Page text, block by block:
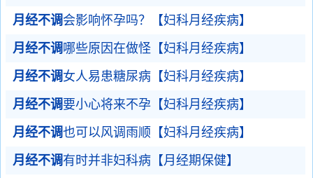
月经不调会影响怀孕吗？【妇科月经疾病】
月经不调哪些原因在做怪【妇科月经疾病】
月经不调女人易患糖尿病【妇科月经疾病】
月经不调要小心将来不孕【妇科月经疾病】
月经不调也可以风调雨顺【妇科月经疾病】
月经不调有时并非妇科病【月经期保健】